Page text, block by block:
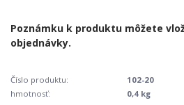
Číslo produktu:
102-20
hmotnosť:
0,4 kg